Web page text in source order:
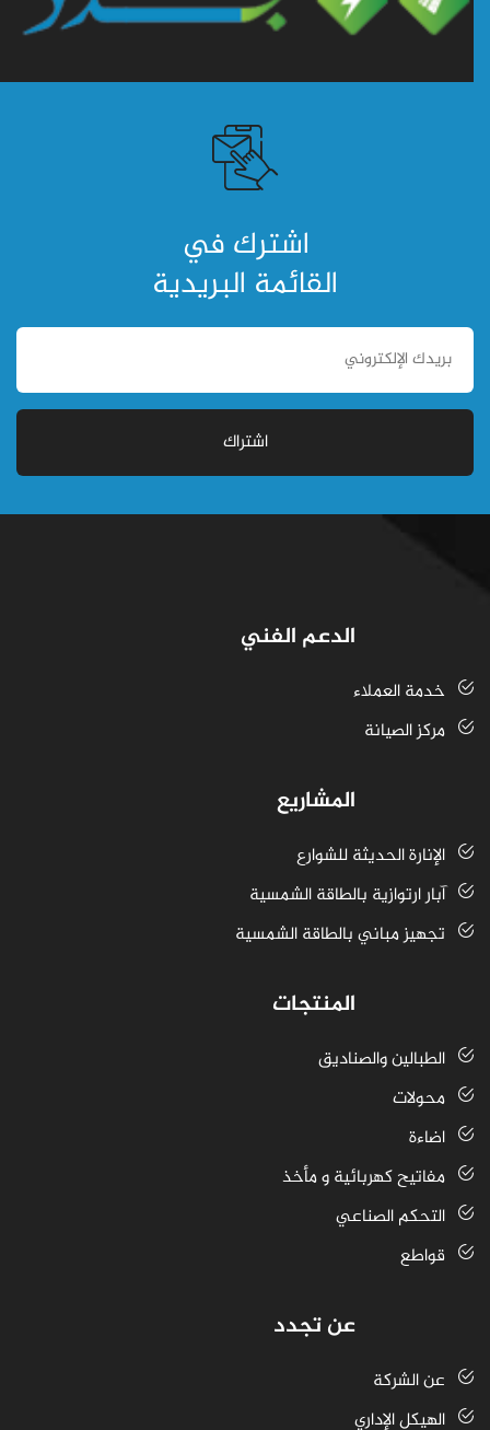
اشترك في
القائمة البريدية
اشتراك
الدعم الفني
خدمة العملاء
مركز الصيانة
المشاريع
الإنارة الحديثة للشوارع
آبار ارتوازية بالطاقة الشمسية
تجهيز مباني بالطاقة الشمسية
المنتجات
الطبالين والصناديق
محولات
اضاءة
مفاتيح كهربائية و مأخذ
التحكم الصناعي
قواطع
عن تجدد
عن الشركة
الهيكل الإداري